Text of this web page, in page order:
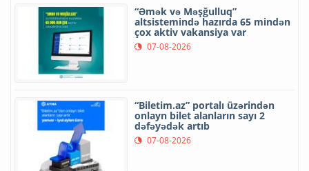
“Əmək və Məşğulluq”
altsistemində hazırda 65 mindən
çox aktiv vakansiya var
07-08-2026
“Biletim.az” portalı üzərindən
onlayn bilet alanların sayı 2
dəfəyədək artıb
07-08-2026